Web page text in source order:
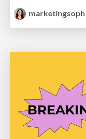
marketingsoph